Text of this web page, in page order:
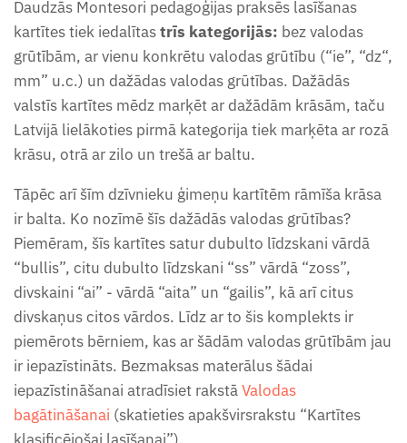
Daudzās Montesori pedagoģijas praksēs lasīšanas
kartītes tiek iedalītastrīs kategorijās: bez valodas
grūtībām, ar vienu konkrētu valodas grūtību (“ie”, “dz“,
mm” u.c.) un dažādas valodas grūtības. Dažādās
valstīs kartītes mēdz marķēt ar dažādām krāsām, taču
Latvijā lielākoties pirmā kategorija tiek marķēta ar rozā
krāsu, otrā ar zilo un trešā ar baltu.
Tāpēc arī šīm dzīvnieku ģimeņu kartītēm rāmīša krāsa
ir balta. Ko nozīmē šīs dažādās valodas grūtības?
Piemēram, šīs kartītes satur dubulto līdzskani vārdā
“bullis”, citu dubulto līdzskani “ss” vārdā “zoss”,
divskaini “ai” - vārdā “aita” un “gailis”, kā arī citus
divskaņus citos vārdos. Līdz ar to šis komplekts ir
piemērots bērniem, kas ar šādām valodas grūtībām jau
ir iepazīstināts. Bezmaksas materālus šādai
iepazīstināšanai atradīsiet rakstāValodas
bagātināšanai (skatieties apakšvirsrakstu “Kartītes
(4- 5g.)
Vasaras uzdevumu burtnīca
(6-7g.)
Vistas attīstības cikla darba
lapas
Zemes un ūdens formu darba
lapas
Zieda daļas - darba lapas
Ziemassvētku gaidīšanas
burtnīca (4-5 gadi)